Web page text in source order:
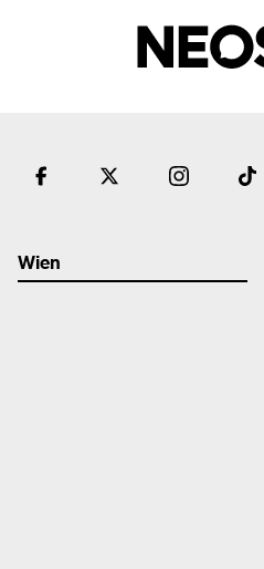
Wien